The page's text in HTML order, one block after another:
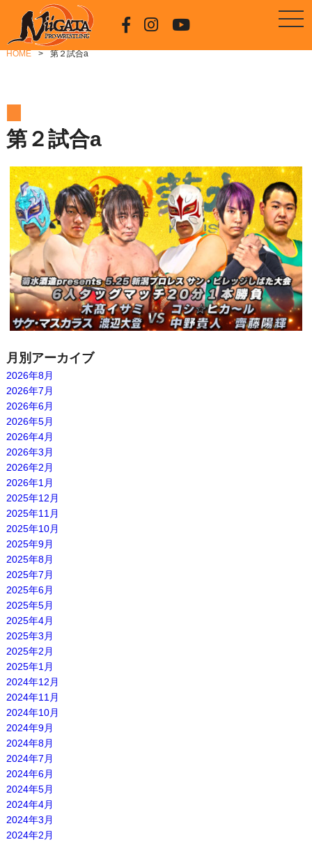
HOME 第２試合a
第２試合a
月別アーカイブ
2026年8月
2026年7月
2026年6月
2026年5月
2026年4月
2026年3月
2026年2月
2026年1月
2025年12月
2025年11月
2025年10月
2025年9月
2025年8月
2025年7月
2025年6月
2025年5月
2025年4月
2025年3月
2025年2月
2025年1月
2024年12月
2024年11月
2024年10月
2024年9月
2024年8月
2024年7月
2024年6月
2024年5月
2024年4月
2024年3月
2024年2月